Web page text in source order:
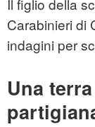
Il figlio della
Carabinieri di
indagini per
Una